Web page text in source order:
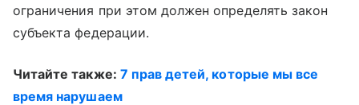
ограничения при этом должен определять закон
субъекта федерации.
Читайте также: 7 прав детей, которые мы все
время нарушаем